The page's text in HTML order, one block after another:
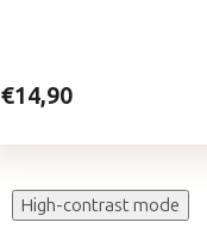
€14,90
High-contrast mode